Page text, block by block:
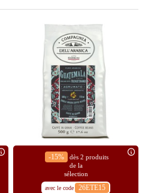
-15%
dès 2 produits
de la
sélection
avec le code 26ETE15